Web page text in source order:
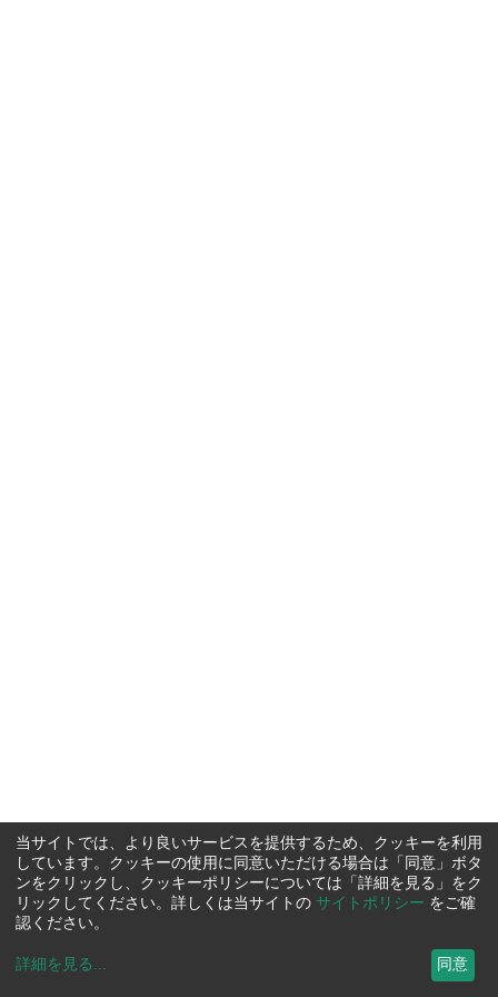
当サイトでは、より良いサービスを提供するため、クッキーを利用
しています。クッキーの使用に同意いただける場合は「同意」ボタ
ンをクリックし、クッキーポリシーについては「詳細を見る」をク
リックしてください。詳しくは当サイトの サイトポリシー をご確
認ください。
詳細を見る ... 同意